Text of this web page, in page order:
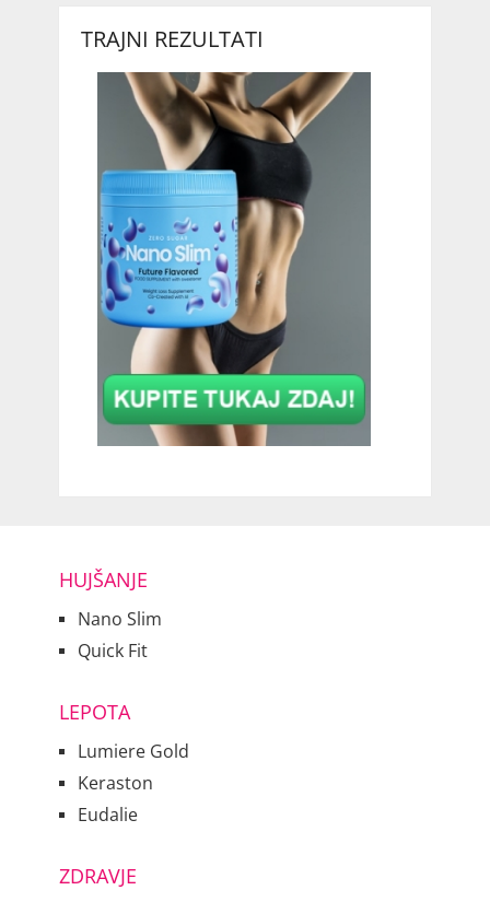
TRAJNI REZULTATI
HUJŠANJE
Nano Slim
Quick Fit
LEPOTA
Lumiere Gold
Keraston
Eudalie
ZDRAVJE